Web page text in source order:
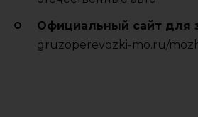
Официальный сайт для
gruzoperevozki-mo.ru/